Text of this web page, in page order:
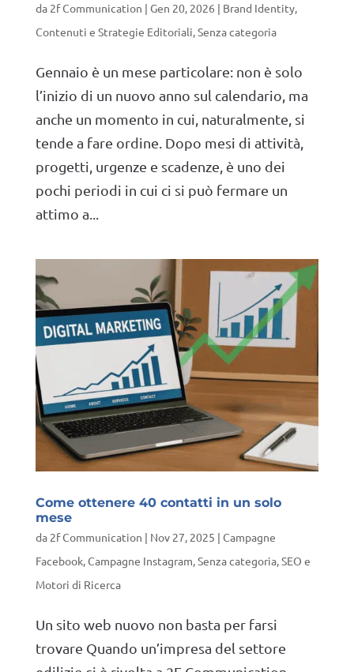
da 2f Communication | Gen 20, 2026 | Brand Identity,
Contenuti e Strategie Editoriali,Senza categoria
Gennaio è un mese particolare: non è solo
l’inizio di un nuovo anno sul calendario, ma
anche un momento in cui, naturalmente, si
tende a fare ordine. Dopo mesi di attività,
progetti, urgenze e scadenze, è uno dei
pochi periodi in cui ci si può fermare un
attimo a...
Come ottenere 40 contatti in un solo
mese
da 2f Communication | Nov 27, 2025 | Campagne
Facebook,Campagne Instagram,Senza categoria,SEO e
Motori di Ricerca
Un sito web nuovo non basta per farsi
trovare Quando un’impresa del settore